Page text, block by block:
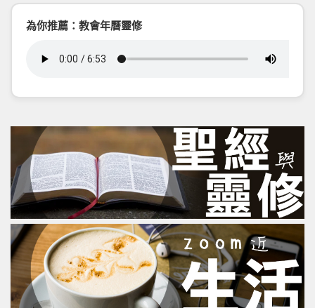
為你推薦：教會年曆靈修